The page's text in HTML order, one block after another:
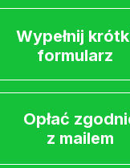
Wypełnij
formularz
Opłać
z mailem